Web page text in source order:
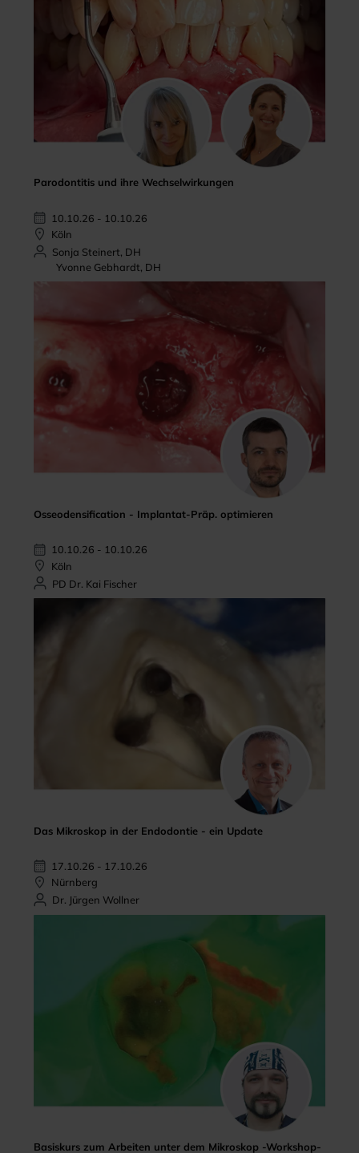
Parodontitis und ihre Wechselwirkungen
10.10.26 - 10.10.26
Köln
Sonja Steinert, DH
Yvonne Gebhardt, DH
Osseodensification - Implantat-Präp. optimieren
10.10.26 - 10.10.26
Köln
PD Dr. Kai Fischer
Das Mikroskop in der Endodontie - ein Update
17.10.26 - 17.10.26
Nürnberg
Dr. Jürgen Wollner
Basiskurs zum Arbeiten unter dem Mikroskop -Workshop-